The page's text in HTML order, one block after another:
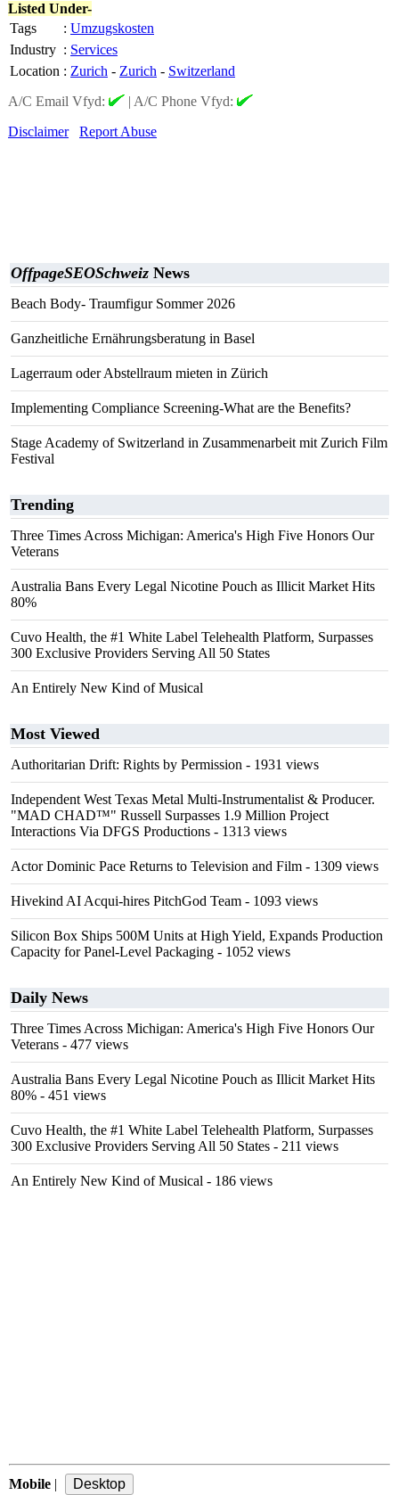
Listed Under-
Tags
: Umzugskosten
Industry : Services
Location : Zurich - Zurich - Switzerland
A/C Email Vfyd:
| A/C Phone Vfyd:
Disclaimer
Report Abuse
OffpageSEOSchweiz News
Beach Body- Traumfigur Sommer 2026
Ganzheitliche Ernährungsberatung in Basel
Lagerraum oder Abstellraum mieten in Zürich
Implementing Compliance Screening-What are the Benefits?
Stage Academy of Switzerland in Zusammenarbeit mit Zurich Film
Festival
Trending
Three Times Across Michigan: America's High Five Honors Our
Veterans
Australia Bans Every Legal Nicotine Pouch as Illicit Market Hits
80%
Cuvo Health, the #1 White Label Telehealth Platform, Surpasses
300 Exclusive Providers Serving All 50 States
An Entirely New Kind of Musical
Most Viewed
Authoritarian Drift: Rights by Permission - 1931 views
Independent West Texas Metal Multi-Instrumentalist & Producer.
"MAD CHAD™" Russell Surpasses 1.9 Million Project
Interactions Via DFGS Productions - 1313 views
Actor Dominic Pace Returns to Television and Film - 1309 views
Hivekind AI Acqui-hires PitchGod Team - 1093 views
Silicon Box Ships 500M Units at High Yield, Expands Production
Capacity for Panel-Level Packaging - 1052 views
Daily News
Three Times Across Michigan: America's High Five Honors Our
Veterans - 477 views
Australia Bans Every Legal Nicotine Pouch as Illicit Market Hits
80% - 451 views
Cuvo Health, the #1 White Label Telehealth Platform, Surpasses
300 Exclusive Providers Serving All 50 States - 211 views
An Entirely New Kind of Musical - 186 views
Mobile |